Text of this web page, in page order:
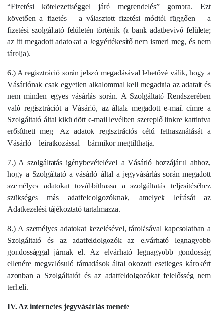
“Fizetési kötelezettséggel járó megrendelés” gombra. Ezt
követően a fizetés – a választott fizetési módtól függően – a
fizetési szolgáltató felületén történik (a bank adatbevivő felülete;
az itt megadott adatokat a Jegyértékesítő nem ismeri meg, és nem
tárolja).
6.) A regisztráció során jelszó megadásával lehetővé válik, hogy a
Vásárlónak csak egyetlen alkalommal kell megadnia az adatait és
nem minden egyes vásárlás során. A Szolgáltató Rendszerében
való regisztrációt a Vásárló, az általa megadott e-mail címre a
Szolgáltató által kiküldött e-mail levélben szereplő linkre kattintva
erősítheti meg. Az adatok regisztrációs célú felhasználását a
Vásárló – leiratkozással – bármikor megtilthatja.
7.) A szolgáltatás igénybevételével a Vásárló hozzájárul ahhoz,
hogy a Szolgáltató a vásárló által a jegyvásárlás során megadott
személyes adatokat továbbíthassa a szolgáltatás teljesítéséhez
szükséges más adatfeldolgozóknak, amelyek leírását az
Adatkezelési tájékoztató tartalmazza.
8.) A személyes adatokat kezelésével, tárolásával kapcsolatban a
Szolgáltató és az adatfeldolgozók az elvárható legnagyobb
gondossággal járnak el. Az elvárható legnagyobb gondosság
ellenére megvalósuló támadások által okozott esetleges károkért
azonban a Szolgáltatót és az adatfeldolgozókat felelősség nem
terheli.
IV. Az internetes jegyvásárlás menete